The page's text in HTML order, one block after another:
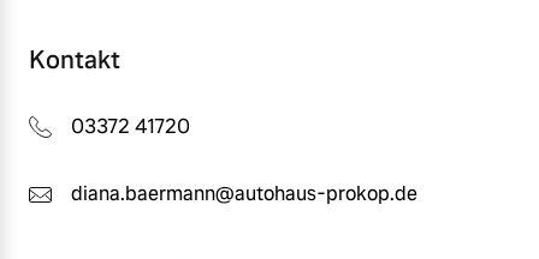
Kontakt
03372 41720
diana.baermann@autohaus-prokop.de